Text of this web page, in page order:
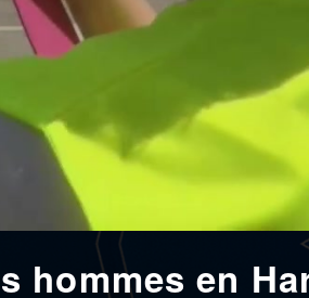
hommes en